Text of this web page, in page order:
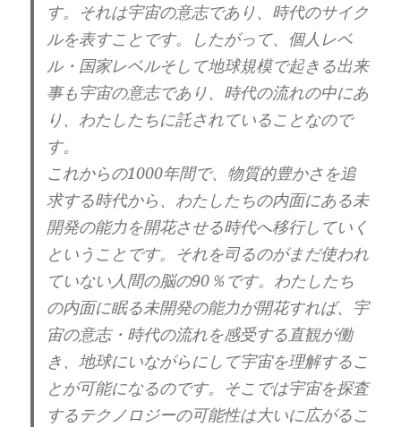
す。それは宇宙の意志であり、時代のサイク
ルを表すことです。したがって、個人レベ
ル・国家レベルそして地球規模で起きる出来
事も宇宙の意志であり、時代の流れの中にあ
り、わたしたちに託されていることなので
す。
これからの1000年間で、物質的豊かさを追
求する時代から、わたしたちの内面にある未
開発の能力を開花させる時代へ移行していく
ということです。それを司るのがまだ使われ
ていない人間の脳の90％です。わたしたち
の内面に眠る未開発の能力が開花すれば、宇
宙の意志・時代の流れを感受する直観が働
き、地球にいながらにして宇宙を理解するこ
とが可能になるのです。そこでは宇宙を探査
するテクノロジーの可能性は大いに広がるこ